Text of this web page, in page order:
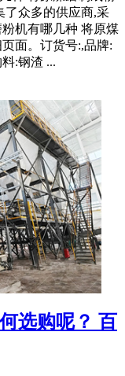
了众多的供应商,采
机有哪几种 将原煤
面。订货号:,品牌:
:钢渣 ...
选购呢？ 百